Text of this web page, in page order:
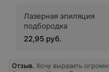
Лазерная эпиляция
подбородка
22,95 руб.
Отзыв. Хочу выразить